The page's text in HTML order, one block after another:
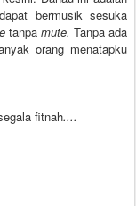
bermusik sesuka
tanpa mute. Tanpa ada
orang menatapku
fitnah....